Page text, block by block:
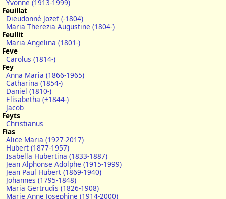
Yvonne (1913-1999)
Feuillat
Dieudonné Jozef (-1804)
Maria Therezia Augustine (1804-)
Feullit
Maria Angelina (1801-)
Feve
Carolus (1814-)
Fey
Anna Maria (1866-1965)
Catharina (1854-)
Daniel (1810-)
Elisabetha (±1844-)
Jacob
Feyts
Christianus
Fias
Alice Maria (1927-2017)
Hubert (1877-1957)
Isabella Hubertina (1833-1887)
Jean Alphonse Adolphe (1915-1999)
Jean Paul Hubert (1869-1940)
Johannes (1795-1848)
Maria Gertrudis (1826-1908)
Marie Anne Josephine (1914-2000)